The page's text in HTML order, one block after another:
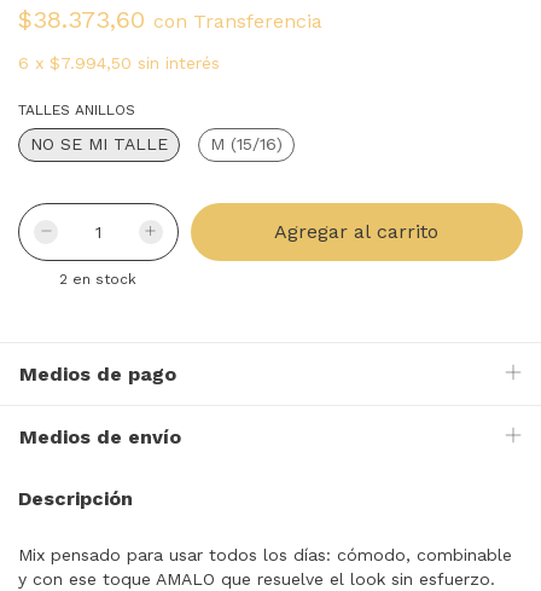
$38.373,60 con Transferencia
6 x $7.994,50 sin interés
TALLES ANILLOS
NO SE MI TALLE M (15/16)
2 en stock
Medios de pago
Medios de envío
Descripción
Mix pensado para usar todos los días: cómodo, combinable
y con ese toque AMALO que resuelve el look sin esfuerzo.